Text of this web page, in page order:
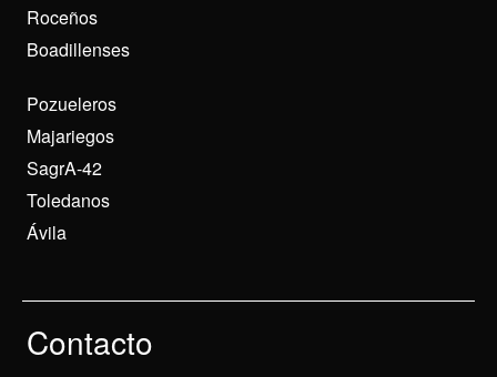
Roceños
Boadillenses
Pozueleros
Majariegos
SagrA-42
Toledanos
Ávila
Contacto